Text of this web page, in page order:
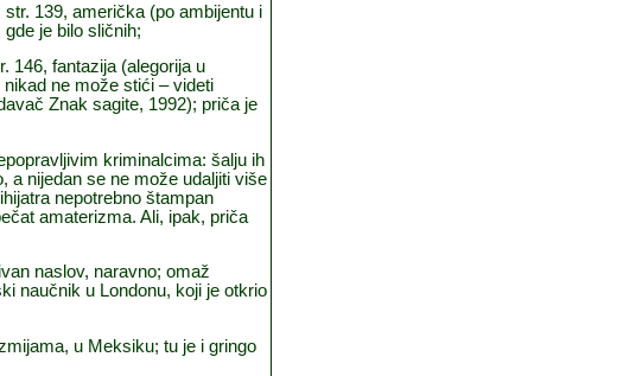
139, američka (po ambijentu i
je bilo sličnih;
146, fantazija (alegorija u
ne može stići – videti
Znak sagite, 1992); priča je
kriminalcima: šalju ih
a nijedan se ne može udaljiti više
nepotrebno štampan
amaterizma. Ali, ipak, priča
naslov, naravno; omaž
naučnik u Londonu, koji je otkrio
u Meksiku; tu je i gringo